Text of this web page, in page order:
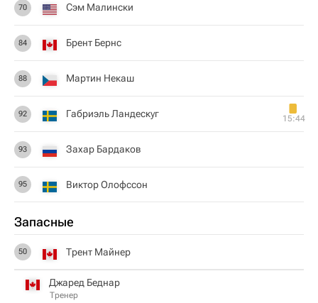
70 Сэм Малински
84 Брент Бернс
88 Мартин Некаш
92 Габриэль Ландескуг 15:44
93 Захар Бардаков
95 Виктор Олофссон
Запасные
50 Трент Майнер
Джаред Беднар
Тренер